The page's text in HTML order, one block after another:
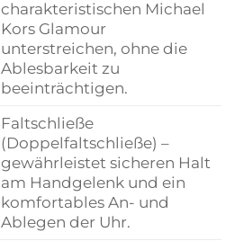
charakteristischen Michael
Kors Glamour
unterstreichen, ohne die
Ablesbarkeit zu
beeinträchtigen.
Faltschließe
(Doppelfaltschließe) –
gewährleistet sicheren Halt
am Handgelenk und ein
komfortables An- und
Ablegen der Uhr.